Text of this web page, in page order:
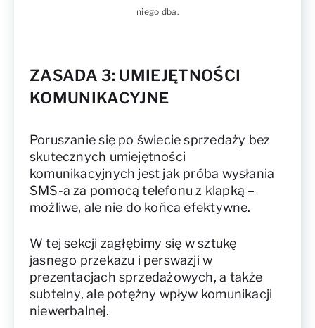
niego dba.
ZASADA 3: UMIEJĘTNOŚCI
KOMUNIKACYJNE
Poruszanie się po świecie sprzedaży bez
skutecznych umiejętności
komunikacyjnych jest jak próba wysłania
SMS-a za pomocą telefonu z klapką –
możliwe, ale nie do końca efektywne.
W tej sekcji zagłębimy się w sztukę
jasnego przekazu i perswazji w
prezentacjach sprzedażowych, a także
subtelny, ale potężny wpływ komunikacji
niewerbalnej.